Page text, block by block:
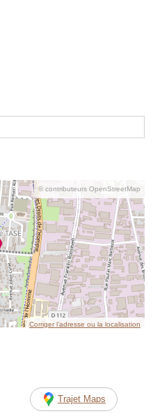
© contributeurs OpenStreetMap
Corriger l’adresse ou la localisation
Trajet Maps